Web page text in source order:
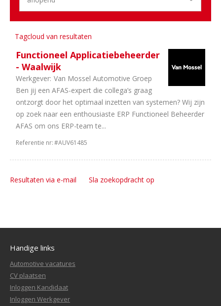
Dealerholdings
Automatisering
Aantal
uren
40
uur
Tagcloud van resultaten
Functioneel Applicatiebeheerder
- Waalwijk
Werkgever: Van Mossel Automotive Groep
Ben jij een AFAS-expert die collega’s graag
ontzorgt door het optimaal inzetten van systemen? Wij zijn
op zoek naar een enthousiaste ERP Functioneel Beheerder
AFAS om ons ERP-team te...
Referentie nr:#AUV61485
Resultaten via e-mail Sla zoekopdracht op
Handige links
Automotive vacatures
CV plaatsen
Inloggen Kandidaat
Inloggen Werkgever